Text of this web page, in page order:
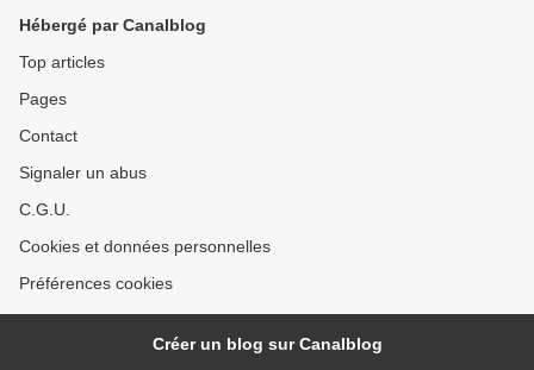
Hébergé par Canalblog
Top articles
Pages
Contact
Signaler un abus
C.G.U.
Cookies et données personnelles
Préférences cookies
Créer un blog sur Canalblog